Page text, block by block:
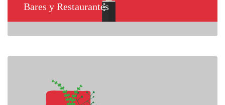
Bares y Restaurantes